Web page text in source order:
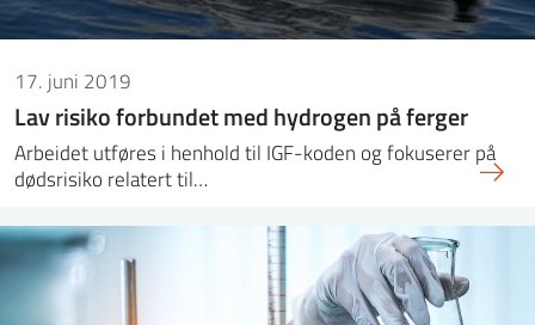
17. juni 2019
Lav risiko forbundet med hydrogen på ferger
Arbeidet utføres i henhold til IGF-koden og fokuserer på
dødsrisiko relatert til…